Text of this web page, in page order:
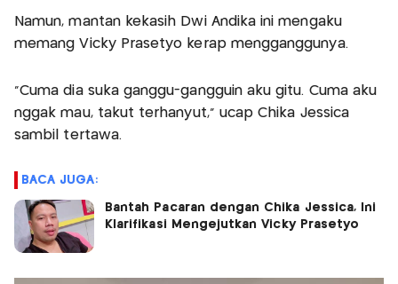
Namun, mantan kekasih Dwi Andika ini mengaku
memang Vicky Prasetyo kerap mengganggunya.
"Cuma dia suka ganggu-gangguin aku gitu. Cuma aku
nggak mau, takut terhanyut," ucap Chika Jessica
sambil tertawa.
BACA JUGA:
Bantah Pacaran dengan Chika Jessica, Ini
Klarifikasi Mengejutkan Vicky Prasetyo